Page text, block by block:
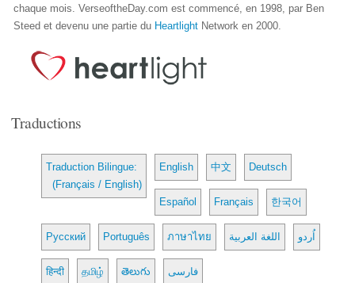
chaque mois. VerseoftheDay.com est commencé, en 1998, par Ben
Steed et devenu une partie du Heartlight Network en 2000.
Traductions
Traduction Bilingue:
(Français / English)
English 中文 Deutsch
Español Français 한국어
Русский Português ภาษาไทย اللغة العربية اُردو
हिन्दी தமிழ் తెలుగు فارسی